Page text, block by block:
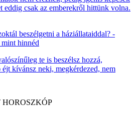
eddig csak az emberekről hittünk volna.
beszélgetni a háziállataiddal? -
hinnéd
te is beszélsz hozzá,
éjt kívánsz neki, megkérdezed, nem